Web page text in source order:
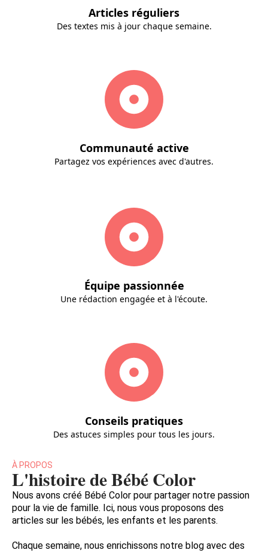
Articles réguliers
Des textes mis à jour chaque semaine.
Communauté active
Partagez vos expériences avec d'autres.
Équipe passionnée
Une rédaction engagée et à l'écoute.
Conseils pratiques
Des astuces simples pour tous les jours.
À PROPOS
L'histoire de Bébé Color
Nous avons créé Bébé Color pour partager notre passion
pour la vie de famille. Ici, nous vous proposons des
articles sur les bébés, les enfants et les parents.
Chaque semaine, nous enrichissons notre blog avec des